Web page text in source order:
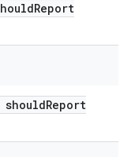
Report
shouldReport